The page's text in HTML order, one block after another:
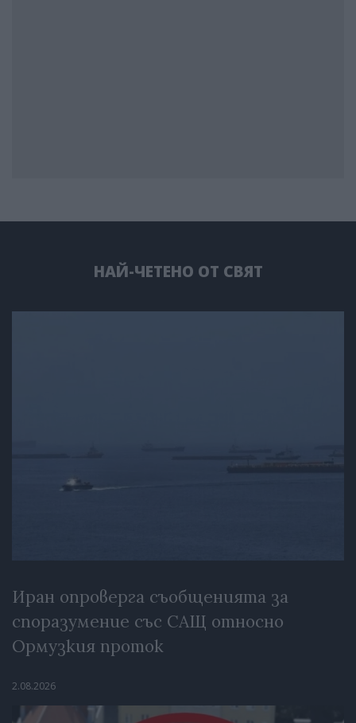
НАЙ-ЧЕТЕНО ОТ СВЯТ
Иран опроверга съобщенията за
споразумение със САЩ относно
Ормузкия проток
2.08.2026